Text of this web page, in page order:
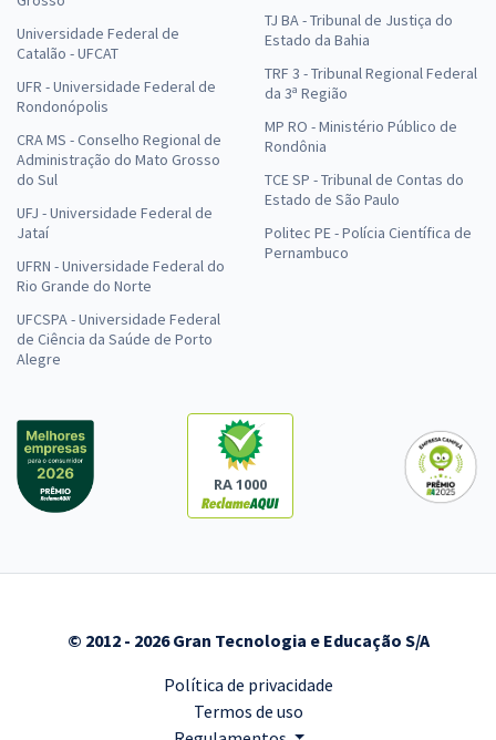
Universidade Federal de
Catalão - UFCAT
UFR - Universidade Federal de
Rondonópolis
CRA MS - Conselho Regional de
Administração do Mato Grosso
do Sul
UFJ - Universidade Federal de
Jataí
UFRN - Universidade Federal do
Rio Grande do Norte
UFCSPA - Universidade Federal
de Ciência da Saúde de Porto
Alegre
TJ BA - Tribunal de Justiça do
Estado da Bahia
TRF 3 - Tribunal Regional Federal
da 3ª Região
MP RO - Ministério Público de
Rondônia
TCE SP - Tribunal de Contas do
Estado de São Paulo
Politec PE - Polícia Científica de
Pernambuco
RA 1000
© 2012 - 2026 Gran Tecnologia e Educação S/A
Política de privacidade
Termos de uso